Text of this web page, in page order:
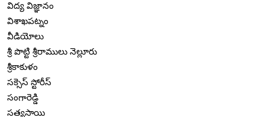
విద్య విజ్ఞానం
విశాఖపట్నం
వీడియోలు
శ్రీ పొట్టి శ్రీరాములు నెల్లూరు
శ్రీకాకుళం
సక్సెస్ స్టోరీస్
సంగారెడ్డి
సత్యసాయి